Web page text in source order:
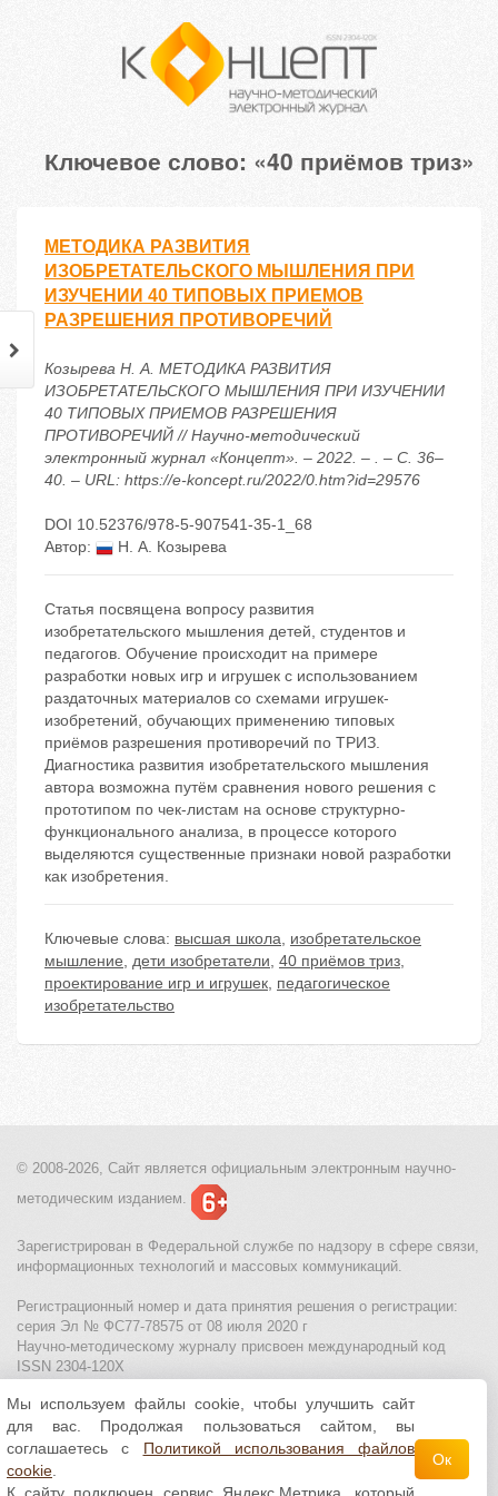
Ключевое слово: «40 приёмов триз»
МЕТОДИКА РАЗВИТИЯ
ИЗОБРЕТАТЕЛЬСКОГО МЫШЛЕНИЯ ПРИ
ИЗУЧЕНИИ 40 ТИПОВЫХ ПРИЕМОВ
РАЗРЕШЕНИЯ ПРОТИВОРЕЧИЙ
Козырева Н. А. МЕТОДИКА РАЗВИТИЯ
ИЗОБРЕТАТЕЛЬСКОГО МЫШЛЕНИЯ ПРИ ИЗУЧЕНИИ
40 ТИПОВЫХ ПРИЕМОВ РАЗРЕШЕНИЯ
ПРОТИВОРЕЧИЙ // Научно-методический
электронный журнал «Концепт». – 2022. – . – С. 36–
40. – URL: https://e-koncept.ru/2022/0.htm?id=29576
DOI 10.52376/978-5-907541-35-1_68
Автор:
Н. А. Козырева
Статья посвящена вопросу развития
изобретательского мышления детей, студентов и
педагогов. Обучение происходит на примере
разработки новых игр и игрушек с использованием
раздаточных материалов со схемами игрушек-
изобретений, обучающих применению типовых
приёмов разрешения противоречий по ТРИЗ.
Диагностика развития изобретательского мышления
автора возможна путём сравнения нового решения с
прототипом по чек-листам на основе структурно-
функционального анализа, в процессе которого
выделяются существенные признаки новой разработки
как изобретения.
Ключевые слова: высшая школа, изобретательское
мышление, дети изобретатели, 40 приёмов триз,
проектирование игр и игрушек, педагогическое
изобретательство
© 2008-2026, Сайт является официальным электронным научно-
методическим изданием.
Зарегистрирован в Федеральной службе по надзору в сфере связи,
информационных технологий и массовых коммуникаций.
Регистрационный номер и дата принятия решения о регистрации:
серия Эл № ФС77-78575 от 08 июля 2020 г
Научно-методическому журналу присвоен международный код
ISSN 2304-120X
МЦИТО|Школьные олимпиады и онлайн конкурсы для детей
Политика использования файлов cookie| Политика обработки и
защиты персональных данных
Все материалы доступны полицензии Creative
Мы используем файлы cookie, чтобы улучшить сайт
для вас. Продолжая пользоваться сайтом, вы
соглашаетесь с Политикой использования файлов
cookie
Ок